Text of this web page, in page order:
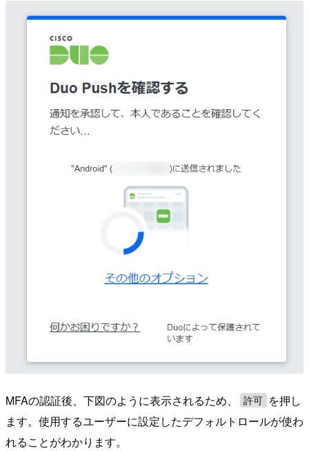
MFAの認証後、下図のように表示されるため、 許可
を押し
ます。使用するユーザーに設定したデフォルトロールが使わ
れることがわかります。